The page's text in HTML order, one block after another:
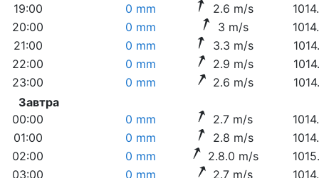
19:00
0 mm 2.6 m/s
20:00
0 mm 3 m/s
21:00
0 mm 3.3 m/s
22:00
0 mm 2.9 m/s
23:00
0 mm 2.6 m/s
Завтра
00:00
0 mm 2.7 m/s
01:00
0 mm 2.8 m/s
02:00
0 mm 2.8.0 m/s
03:00
0 mm 2.7 m/s